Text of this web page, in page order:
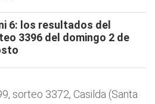
6: los resultados del
3396 del domingo 2 de
sorteo 3372, Casilda (Santa